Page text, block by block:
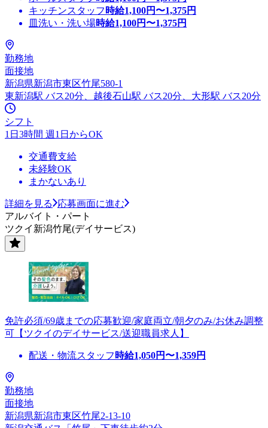
キッチンスタッフ 時給1,100円〜1,375円
皿洗い・洗い場時給1,100円〜1,375円
勤務地
面接地
新潟県新潟市東区竹尾580-1
東新潟駅 バス20分、越後石山駅 バス20分、大形駅 バス20分
シフト
1日3時間 週1日からOK
交通費支給
未経験OK
まかないあり
詳細を見る
応募画面に進む
アルバイト・パート
ツクイ新潟竹尾(デイサービス)
免許必須/69歳までの応募歓迎/家庭両立/朝夕のみ/お休み調整
可【ツクイのデイサービス/送迎職員求人】
配送・物流スタッフ 時給1,050円〜1,359円
勤務地
面接地
新潟県新潟市東区竹尾2-13-10